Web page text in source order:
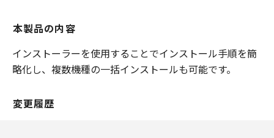
本製品の内容
インストーラーを使用することでインストール手順を簡
略化し、複数機種の一括インストールも可能です。
変更履歴